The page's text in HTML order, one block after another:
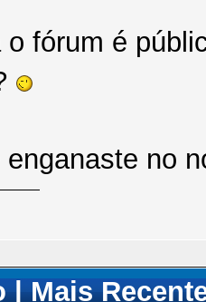
o fórum é
no
|Mais